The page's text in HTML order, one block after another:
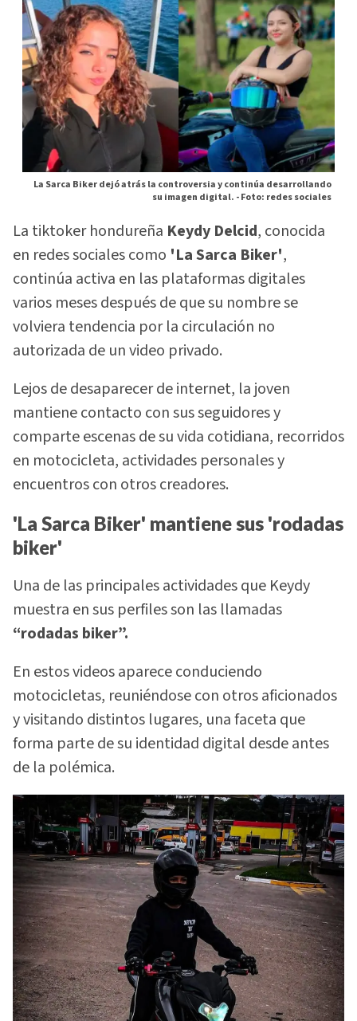
La Sarca Biker dejó atrás la controversia y continúa desarrollando
su imagen digital. -Foto: redes sociales
La tiktoker hondureña Keydy Delcid, conocida
en redes sociales como 'La Sarca Biker',
continúa activa en las plataformas digitales
varios meses después de que su nombre se
volviera tendencia por la circulación no
autorizada de un video privado.
Lejos de desaparecer de internet, la joven
mantiene contacto con sus seguidores y
comparte escenas de su vida cotidiana, recorridos
en motocicleta, actividades personales y
encuentros con otros creadores.
'La Sarca Biker' mantiene sus 'rodadas
biker'
Una de las principales actividades que Keydy
muestra en sus perfiles son las llamadas
“rodadas biker”.
En estos videos aparece conduciendo
motocicletas, reuniéndose con otros aficionados
y visitando distintos lugares, una faceta que
forma parte de su identidad digital desde antes
de la polémica.